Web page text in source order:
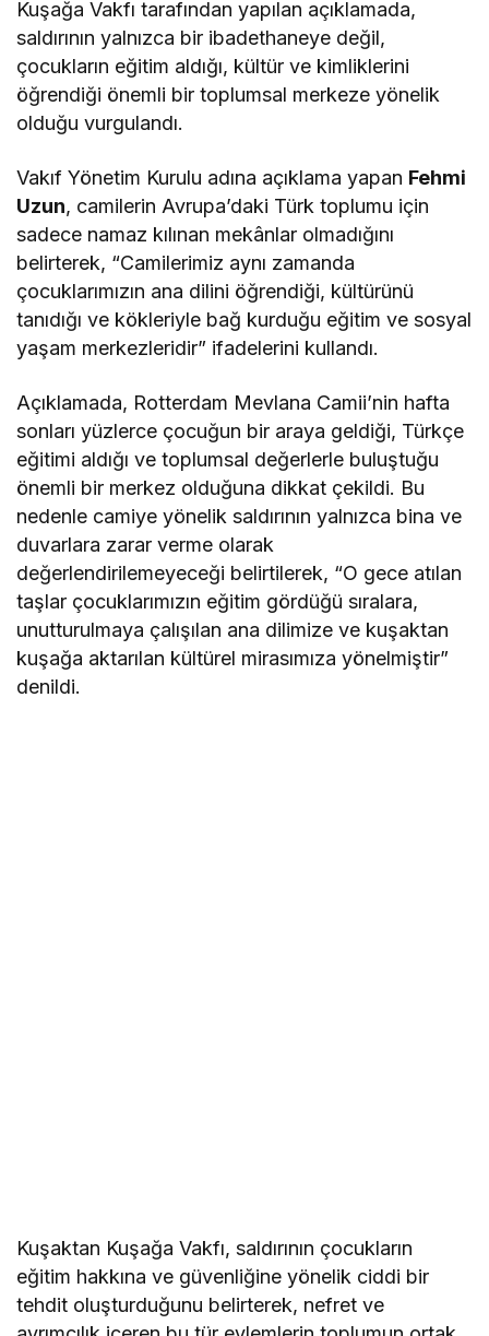
Kuşağa Vakfı tarafından yapılan açıklamada,
saldırının yalnızca bir ibadethaneye değil,
çocukların eğitim aldığı, kültür ve kimliklerini
öğrendiği önemli bir toplumsal merkeze yönelik
olduğu vurgulandı.
Vakıf Yönetim Kurulu adına açıklama yapan Fehmi
Uzun, camilerin Avrupa’daki Türk toplumu için
sadece namaz kılınan mekânlar olmadığını
belirterek, “Camilerimiz aynı zamanda
çocuklarımızın ana dilini öğrendiği, kültürünü
tanıdığı ve kökleriyle bağ kurduğu eğitim ve sosyal
yaşam merkezleridir” ifadelerini kullandı.
Açıklamada, Rotterdam Mevlana Camii’nin hafta
sonları yüzlerce çocuğun bir araya geldiği, Türkçe
eğitimi aldığı ve toplumsal değerlerle buluştuğu
önemli bir merkez olduğuna dikkat çekildi. Bu
nedenle camiye yönelik saldırının yalnızca bina ve
duvarlara zarar verme olarak
değerlendirilemeyeceği belirtilerek, “O gece atılan
taşlar çocuklarımızın eğitim gördüğü sıralara,
unutturulmaya çalışılan ana dilimize ve kuşaktan
kuşağa aktarılan kültürel mirasımıza yönelmiştir”
denildi.
Kuşaktan Kuşağa Vakfı, saldırının çocukların
eğitim hakkına ve güvenliğine yönelik ciddi bir
tehdit oluşturduğunu belirterek, nefret ve